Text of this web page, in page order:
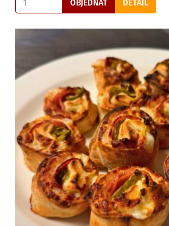
OBJEDNAT DETAIL